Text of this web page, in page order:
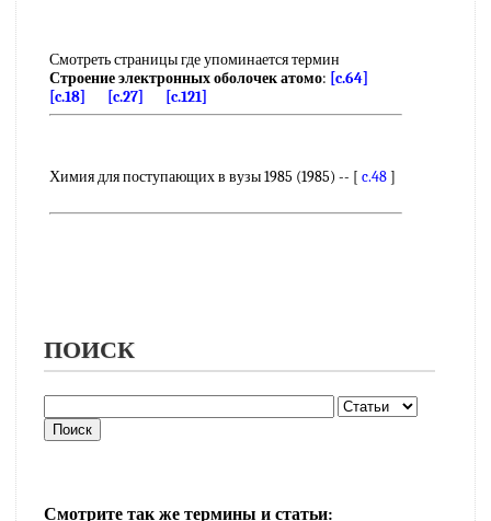
Смотреть страницы где упоминается термин
Строение электронных оболочек атомо: [c.64]
[c.18]
[c.27] [c.121]
Химия для поступающих в вузы 1985 (1985) -- [ c.48]
ПОИСК
Смотрите так же термины и статьи: